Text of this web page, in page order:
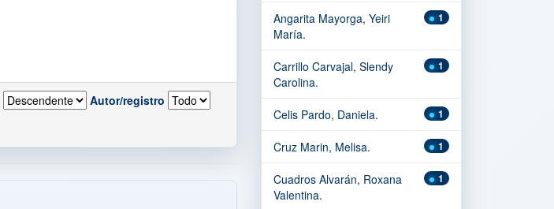
Autor/registro
1
Angarita Mayorga, Yeiri
María.
1
Carrillo Carvajal, Slendy
Carolina.
1
Celis Pardo, Daniela.
1
Cruz Marin, Melisa.
1
Cuadros Alvarán, Roxana
Valentina.